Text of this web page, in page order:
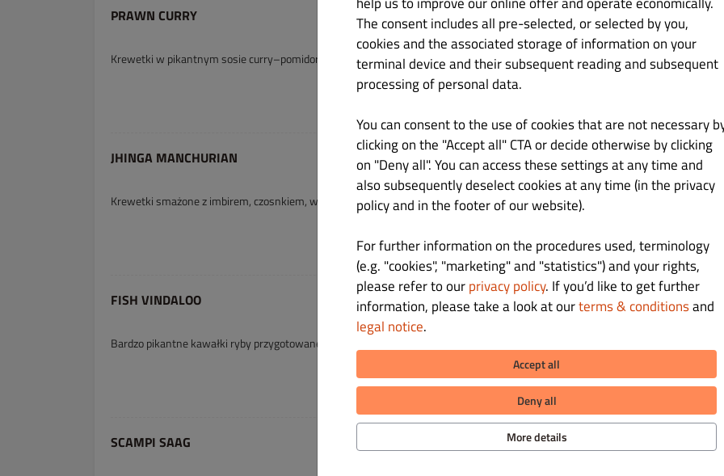
PRAWN CURRY 60.00 zł
Krewetki w pikantnym sosie curry–pomidorowym
JHINGA MANCHURIAN 60.00 zł
Krewetki smażone z imbirem, czosnkiem, warzywami i sosem sojowym
FISH VINDALOO 47.00 zł
Bardzo pikantne kawałki ryby przygotowane według południowo–indyjskiej receptury
SCAMPI SAAG 60.00 zł
The consent includes all pre-selected, or selected by you,
cookies and the associated storage of information on your
terminal device and their subsequent reading and subsequent
processing of personal data.
You can consent to the use of cookies that are not necessary
clicking on the "Accept all" CTA or decide otherwise by clicking
on "Deny all". You can access these settings at any time and
also subsequently deselect cookies at any time (in the privacy
policy and in the footer of our website).
For further information on the procedures used, terminology
(e.g. "cookies", "marketing" and "statistics") and your rights,
please refer to ourprivacy policy. If you’d like to get further
information, please take a look at ourterms & conditionsand
legal notice.
Accept all
Deny all
More details